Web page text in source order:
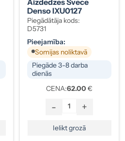
Denso IXU0127
Piegādātāja kods:
D5731
Pieejamība:
Somijas noliktavā
Piegāde 3-8 darba
dienās
CENA:62.00 €
- +
Ielikt grozā